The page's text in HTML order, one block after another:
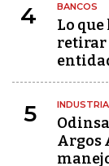
4 BANCOS
Lo
retirar
5 INDUSTRIA
Argos